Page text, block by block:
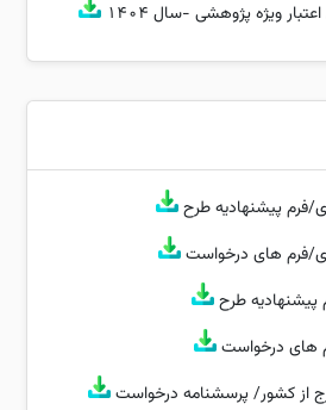
ویژه پژوهشی -سال 1404
فرم پیشنهادیه طرح
فرم های درخواست
طرح
های درخواست
از کشور/ پرسشنامه درخواست